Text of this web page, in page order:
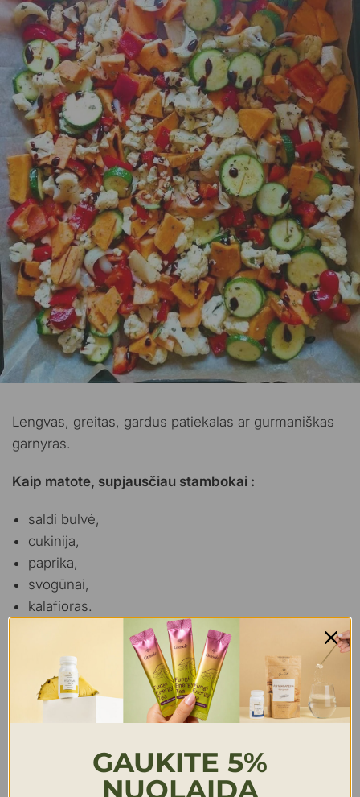
Lengvas, greitas, gardus patiekalas ar gurmaniškas
garnyras.
Kaip matote, supjausčiau stambokai :
saldi bulvė,
cukinija,
paprika,
svogūnai,
kalafioras.
Prieskoniai; itališkos žolelės-bazilikas, raudonėlis,
mairūnas, čili ar kajenas, druska, druskos nedėjau-
per daug suminkštės daržovės, apšlaksčiau aliejumi.
Kepame orkaitėje apie pusvalandį ar trumpiau.
daržovių salotomis. taip pat labai tinka su lęšiais.
GAUKITE 5%
NUOLAIDĄ